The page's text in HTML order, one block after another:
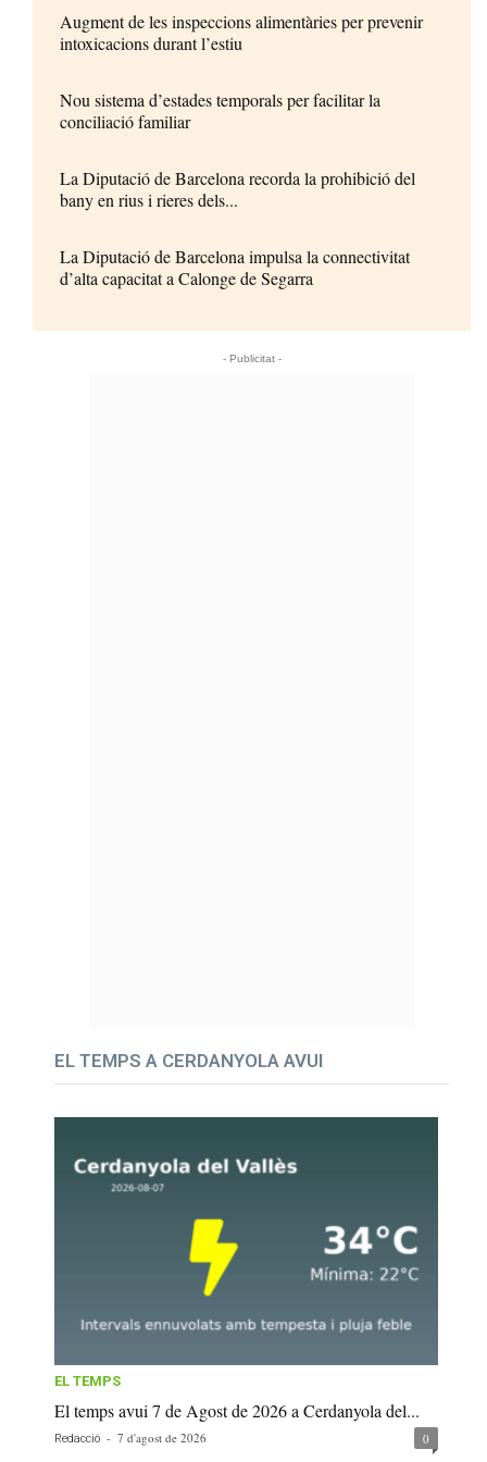
Augment de les inspeccions alimentàries per prevenir
intoxicacions durant l’estiu
Nou sistema d’estades temporals per facilitar la
conciliació familiar
La Diputació de Barcelona recorda la prohibició del
bany en rius i rieres dels...
La Diputació de Barcelona impulsa la connectivitat
d’alta capacitat a Calonge de Segarra
- Publicitat -
EL TEMPS A CERDANYOLA AVUI
EL TEMPS
El temps avui 7 de Agost de 2026 a Cerdanyola del...
Redacció - 7 d'agost de 2026 0